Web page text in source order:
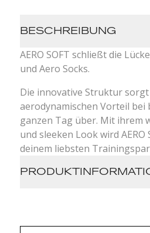
BESCHREIBUNG
AERO SOFT schließt die
und Aero Socks.
Die innovative Struktur
aerodynamischen Vorteil bei
ganzen Tag über. Mit ihrem
und sleeken Look wird AERO
deinem liebsten
langlebig: Verstärkter